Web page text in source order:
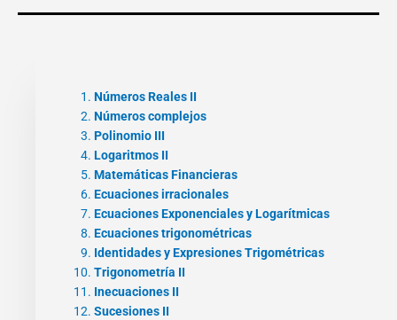
Números Reales II
Números complejos
Polinomio III
Logaritmos II
Matemáticas Financieras
Ecuaciones irracionales
Ecuaciones Exponenciales y Logarítmicas
Ecuaciones trigonométricas
Identidades y Expresiones Trigométricas
Trigonometría II
Inecuaciones II
Sucesiones II